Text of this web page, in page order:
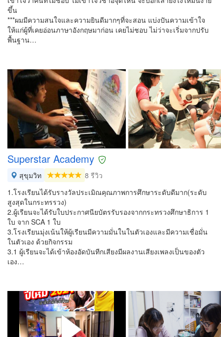
ขึ้น
***ผมมีความสนใจและความยินดีมากๆที่จะสอน แบ่งปันความเข้าใจ
ให้แก่ผู้ที่เคยอ่อนภาษาอังกฤษมาก่อน เคยไม่ชอบ ไม่ว่าจะเริ่มจากปรับ
พื้นฐาน…
Superstar Academy
สุขุมวิท
8 รีวิว
1.โรงเรียนได้รับรางวัลประเมิณคุณภาพการศึกษาระดับดีมาก(ระดับ
สูงสุดในกระทรรวง)
2.ผู้เรียนจะได้รับใบประกาศนียบัตรรับรองจากกระทรวงศึกษาธิการ 1
ใบ จาก SCA 1 ใบ
3.โรงเรียนมุ่งเน้นให้ผู้เรียนมีความมั่นในในตัวเองและมีความเชื่อมั่น
ในตัวเอง ด้วยกิจกรรม
3.1 ผู้เรียนจะได้เข้าห้องอัดบันทีกเสียงมีผลงานเสียงเพลงเป็นของตัว
เอง…